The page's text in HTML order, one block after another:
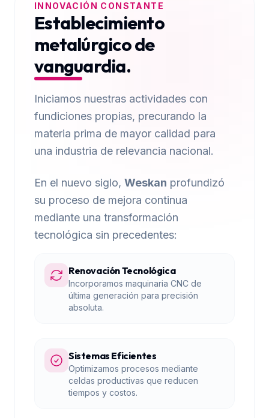
INNOVACIÓN CONSTANTE
Establecimiento
metalúrgico de
vanguardia.
Iniciamos nuestras actividades con
fundiciones propias, precurando la
materia prima de mayor calidad para
una industria de relevancia nacional.
En el nuevo siglo, Weskan profundizó
su proceso de mejora continua
mediante una transformación
tecnológica sin precedentes:
Renovación Tecnológica
Incorporamos maquinaria CNC de
última generación para precisión
absoluta.
Sistemas Eficientes
Optimizamos procesos mediante
celdas productivas que reducen
tiempos y costos.